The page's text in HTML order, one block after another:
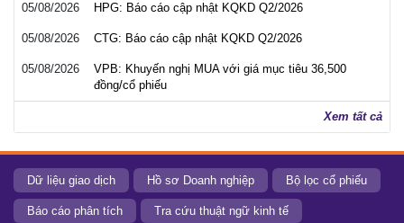
05/08/2026 HPG: Báo cáo cập nhật KQKD Q2/2026
05/08/2026 CTG: Báo cáo cập nhật KQKD Q2/2026
05/08/2026
VPB: Khuyến nghị MUA với giá mục tiêu 36,500
đồng/cổ phiếu
Xem tất cả
Dữ liệu giao dịch Hồ sơ Doanh nghiệp Bộ lọc cổ phiếu
Báo cáo phân tích Tra cứu thuật ngữ kinh tế